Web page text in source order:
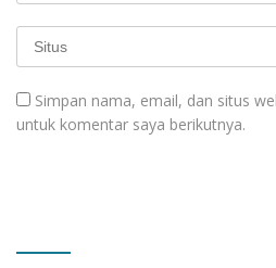
Simpan nama, email, dan situs
untuk komentar saya berikutnya.